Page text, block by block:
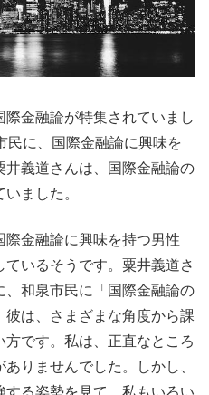
金融論が特集されていまし
民に、国際金融論に興味を
義道さんは、国際金融論の
ました。
金融論に興味を持つ男性
いるそうです。粟井義道さ
、和泉市民に「国際金融論の
は、さまざまな角度から課
です。私は、正直なところ
りませんでした。しかし、
る姿勢を見て、私もいろい